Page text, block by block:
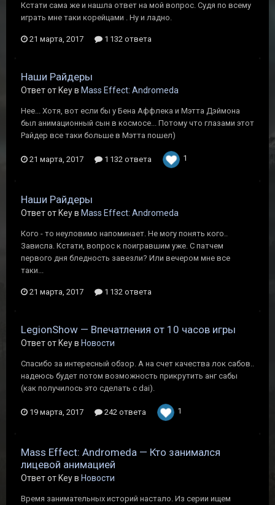
Кстати сама же и нашла ответ на мой вопрос. Судя по всему
играть мне таки корейцами . Ну и ладно.
21 марта, 2017 1 132 ответа
Наши Райдеры
Ответ от Key в Mass Effect: Andromeda
Нее... Хотя, вот если бы у Бена Аффлека и Мэтта Дэймона
был анимационный сын в космосе... Потому что глазами этот
Райдер все таки больше в Мэтта пошел)
21 марта, 2017 1 132 ответа 1
Наши Райдеры
Ответ от Key в Mass Effect: Andromeda
Кого - то неуловимо напоминает. Не могу понять кого..
Зависла. Кстати, вопрос к поигравшим уже. С патчем
первого дня бледность завезли? Или вечером мне все
таки...
21 марта, 2017 1 132 ответа
LegionShow — Впечатления от 10 часов игры
Ответ от Key в Новости
Спасибо за интересный обзор. А на счет качества лок сабов..
надеюсь будет потом возможность прикрутить анг сабы
(как получилось это сделать с dai).
19 марта, 2017 242 ответа 1
Mass Effect: Andromeda — Кто занимался
лицевой анимацией
Ответ от Key в Новости
Время занимательных историй настало. Из серии ищем